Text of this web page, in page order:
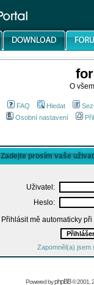
O
FAQ Hledat
Osobní nastavení
Zadejte prosím vaše
Uživatel:
Heslo:
Přihlásit mě automaticky
Zapomněl(a) jsem
Powered byphpBB© 2001,